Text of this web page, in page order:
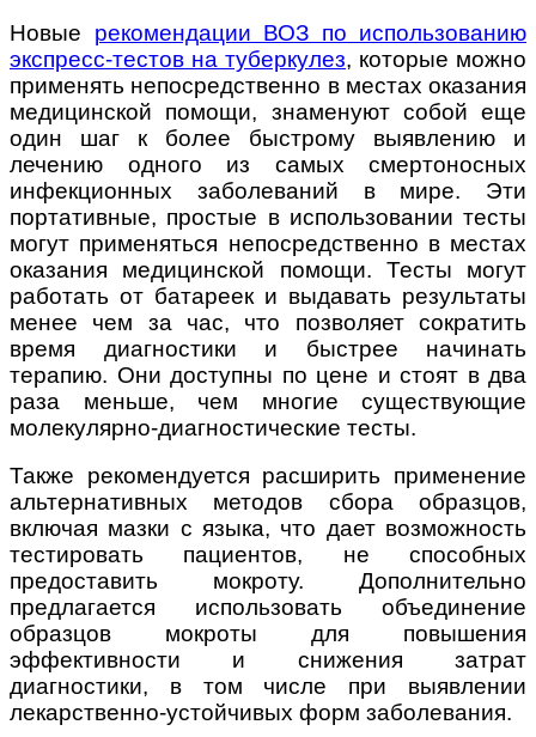
Новые рекомендации ВОЗ по использованию
экспресс-тестов на туберкулез, которые можно
применять непосредственно в местах оказания
медицинской помощи, знаменуют собой еще
один шаг к более быстрому выявлению и
лечению одного из самых смертоносных
инфекционных заболеваний в мире. Эти
портативные, простые в использовании тесты
могут применяться непосредственно в местах
оказания медицинской помощи. Тесты могут
работать от батареек и выдавать результаты
менее чем за час, что позволяет сократить
время диагностики и быстрее начинать
терапию. Они доступны по цене и стоят в два
раза меньше, чем многие существующие
молекулярно-диагностические тесты.
Также рекомендуется расширить применение
альтернативных методов сбора образцов,
включая мазки с языка, что дает возможность
тестировать пациентов, не способных
предоставить мокроту. Дополнительно
предлагается использовать объединение
образцов мокроты для повышения
эффективности и снижения затрат
диагностики, в том числе при выявлении
лекарственно-устойчивых форм заболевания.